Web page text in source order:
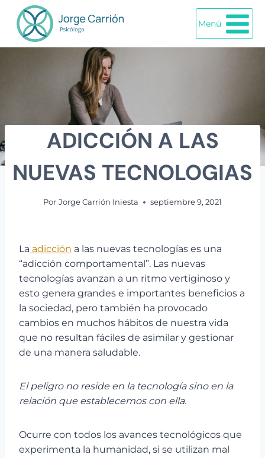
Saltar
contenido
Menú
ADICCIÓN A LAS
NUEVAS TECNOLOGIAS
Por Jorge Carrión Iniesta septiembre 9, 2021
La adicción a las nuevas tecnologías es una
“adicción comportamental”. Las nuevas
tecnologías avanzan a un ritmo vertiginoso y
esto genera grandes e importantes beneficios a
la sociedad, pero también ha provocado
cambios en muchos hábitos de nuestra vida
que no resultan fáciles de asimilar y gestionar
de una manera saludable.
El peligro no reside en la tecnología sino en la
relación que establecemos con ella.
Ocurre con todos los avances tecnológicos que
experimenta la humanidad, si se utilizan mal